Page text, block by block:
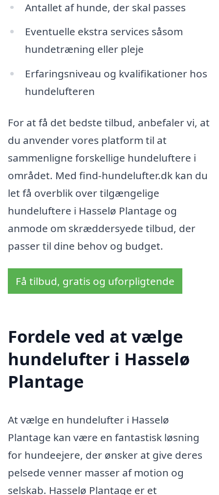
Antallet af hunde, der skal passes
Eventuelle ekstra services såsom
hundetræning eller pleje
Erfaringsniveau og kvalifikationer hos
hundelufteren
For at få det bedste tilbud, anbefaler vi, at
du anvender vores platform til at
sammenligne forskellige hundeluftere i
området. Med find-hundelufter.dk kan du
let få overblik over tilgængelige
hundeluftere i Hasselø Plantage og
anmode om skræddersyede tilbud, der
passer til dine behov og budget.
Få tilbud, gratis og uforpligtende
Fordele ved at vælge
hundelufter i Hasselø
Plantage
At vælge en hundelufter i Hasselø
Plantage kan være en fantastisk løsning
for hundeejere, der ønsker at give deres
pelsede venner masser af motion og
selskab. Hasselø Plantage er et